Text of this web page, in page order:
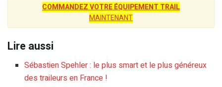
COMMANDEZ VOTRE ÉQUIPEMENT TRAIL
MAINTENANT
Lire aussi
Sébastien Spehler : le plus smart et le plus généreux
des traileurs en France !